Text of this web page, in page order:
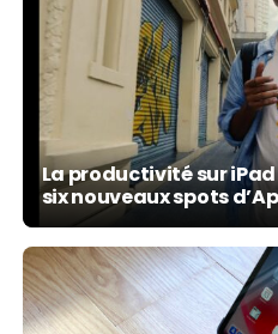
La productivité sur iPad
six nouveaux spots